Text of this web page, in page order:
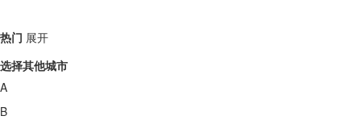
热门 展开
选择其他城市
A
B